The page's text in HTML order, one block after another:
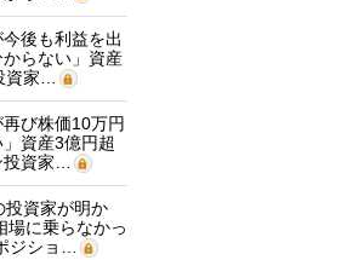
今後も利益を出
らない」資産
資家…
再び株価10万円
資産3億円超
資家…
投資家が明か
場に乗らなかっ
ジショ…